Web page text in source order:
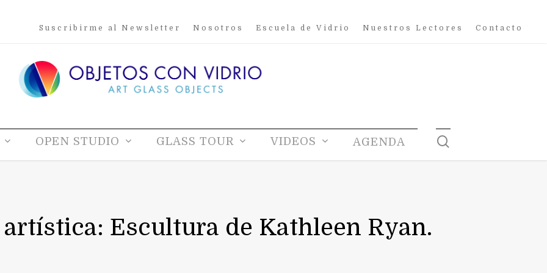
Suscribirme al Newsletter Nosotros Escuela de Vidrio Nuestros Lectores Contacto
OPEN STUDIO GLASS TOUR VIDEOS AGENDA
Escultura de Kathleen Ryan.